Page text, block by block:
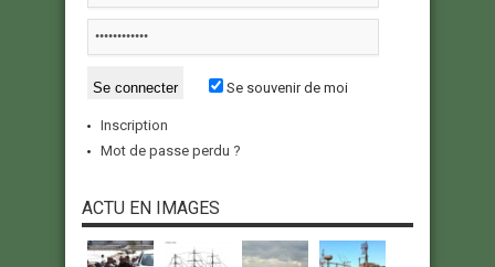
Se souvenir de moi
Inscription
Mot de passe perdu ?
ACTU EN IMAGES